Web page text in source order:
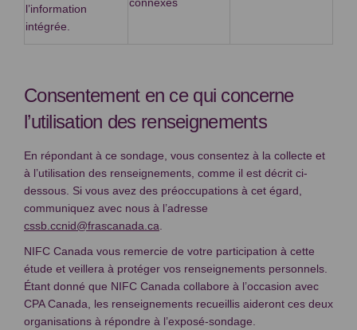
l’information
intégrée.
Consentement en ce qui concerne
l’utilisation des renseignements
En répondant à ce sondage, vous consentez à la collecte et
à l’utilisation des renseignements, comme il est décrit ci-
dessous. Si vous avez des préoccupations à cet égard,
communiquez avec nous à l’adresse
cssb.ccnid@frascanada.ca
NIFC Canada vous remercie de votre participation à cette
étude et veillera à protéger vos renseignements personnels.
Étant donné que NIFC Canada collabore à l’occasion avec
CPA Canada, les renseignements recueillis aideront ces deux
organisations à répondre à l’exposé-sondage.